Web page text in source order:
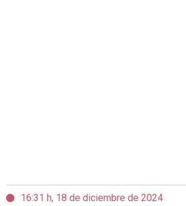
16:31 h, 18 de diciembre de 2024